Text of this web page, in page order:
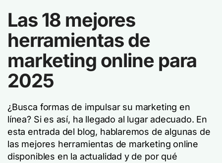
Las 18 mejores
herramientas de
marketing online para
2025
¿Busca formas de impulsar su marketing en
línea? Si es así, ha llegado al lugar adecuado. En
esta entrada del blog, hablaremos de algunas de
las mejores herramientas de marketing online
disponibles en la actualidad y de por qué